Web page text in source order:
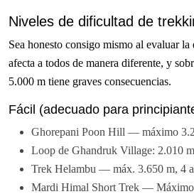
Niveles de dificultad de
Sea honesto consigo mismo al evaluar
afecta a todos de manera diferente, y
5.000 m tiene graves consecuencias.
Fácil (adecuado para
Ghorepani Poon Hill — máximo
Loop de Ghandruk Village: 2.010
Trek Helambu — máx. 3.650 m, 4
Mardi Himal Short Trek — Máximo